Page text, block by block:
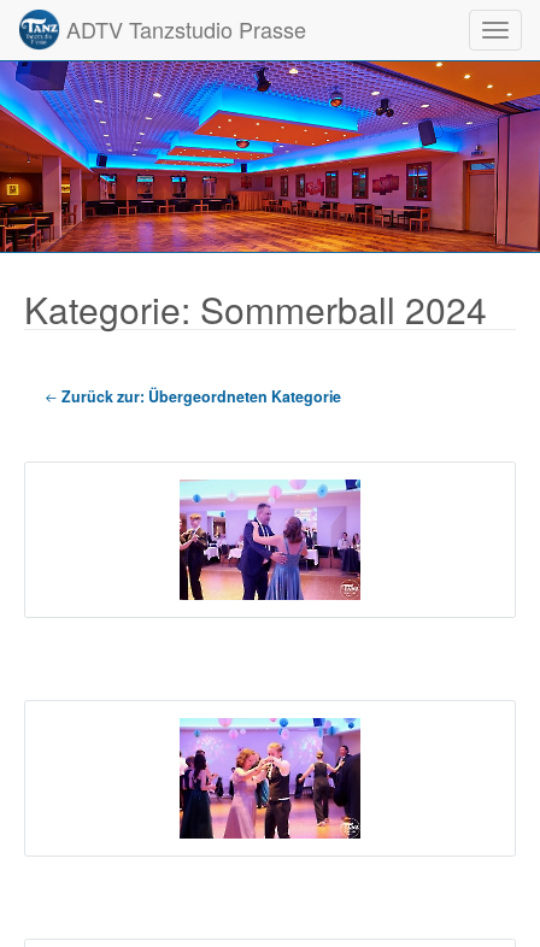
ADTV Tanzstudio Prasse
Kategorie: Sommerball 2024
Zurück zur: Übergeordneten Kategorie